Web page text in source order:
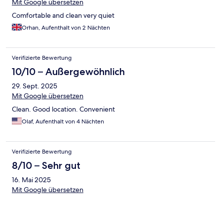
Mit Google übersetzen
Comfortable and clean very quiet
Orhan, Aufenthalt von 2 Nächten
Verifizierte Bewertung
10/10 – Außergewöhnlich
29. Sept. 2025
Mit Google übersetzen
Clean. Good location. Convenient
Olaf, Aufenthalt von 4 Nächten
Verifizierte Bewertung
8/10 – Sehr gut
16. Mai 2025
Mit Google übersetzen